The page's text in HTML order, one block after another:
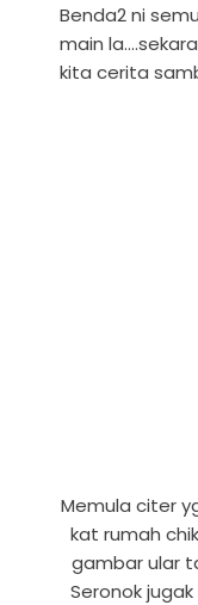
Benda2 ni
main
kita cerita
Memula citer
kat rumah
gambar ular
Seronok